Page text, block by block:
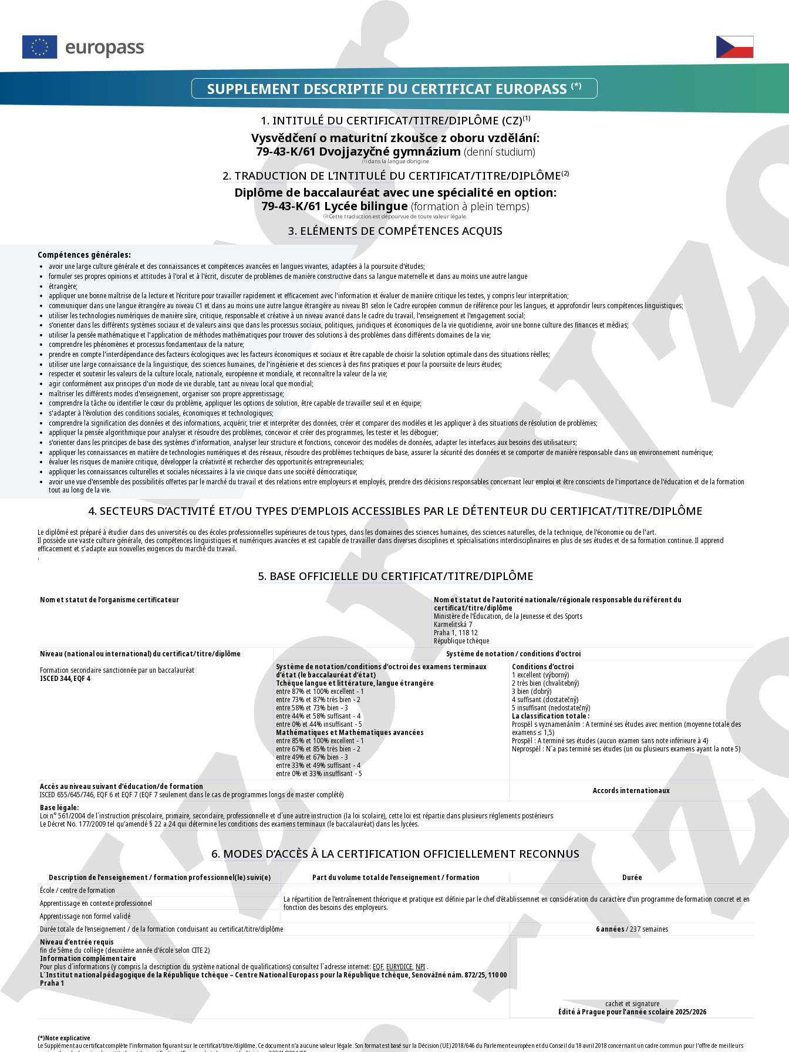
SUPPLEMENT DESCRIPTIF DU CERTIFICAT EUROPASS (*)
1. INTITULÉ DU CERTIFICAT/TITRE/DIPLÔME (CZ)(1)
Vysvědčení o maturitní zkoušce z oboru vzdělání:
79-43-K/61 Dvojjazyčné gymnázium (denní studium)
(1)dans la langue d’origine
2. TRADUCTION DE L’INTITULÉ DU CERTIFICAT/TITRE/DIPLÔME(2)
Diplôme de baccalauréat avec une spécialité en option:
79-43-K/61 Lycée bilingue (​formation à plein temps​)
(2) Cette traduction est dépourvue de toute valeur légale.
3. ELÉMENTS DE COMPÉTENCES ACQUIS
Compétences générales:
avoir une large culture générale et des connaissances et compétences avancées en langues vivantes, adaptées à la poursuite d'études;
formuler ses propres opinions et attitudes à l'oral et à l'écrit, discuter de problèmes de manière constructive dans sa langue maternelle et dans au moins une autre langue
étrangère;
appliquer une bonne maîtrise de la lecture et l’écriture pour travailler rapidement et efficacement avec l'information et évaluer de manière critique les textes, y compris leur interprétation;
communiquer dans une langue étrangère au niveau C1 et dans au moins une autre langue étrangère au niveau B1 selon le Cadre européen commun de référence pour les langues, et approfondir leurs compétences linguistiques;
utiliser les technologies numériques de manière sûre, critique, responsable et créative à un niveau avancé dans le cadre du travail, l'enseignement et l'engagement social;
s'orienter dans les différents systèmes sociaux et de valeurs ainsi que dans les processus sociaux, politiques, juridiques et économiques de la vie quotidienne, avoir une bonne culture des finances et médias;
utiliser la pensée mathématique et l'application de méthodes mathématiques pour trouver des solutions à des problèmes dans différents domaines de la vie;
comprendre les phénomènes et processus fondamentaux de la nature;
prendre en compte l'interdépendance des facteurs écologiques avec les facteurs économiques et sociaux et être capable de choisir la solution optimale dans des situations réelles;
utiliser une large connaissance de la linguistique, des sciences humaines, de l'ingénierie et des sciences à des fins pratiques et pour la poursuite de leurs études;
respecter et soutenir les valeurs de la culture locale, nationale, européenne et mondiale, et reconnaître la valeur de la vie;
agir conformément aux principes d'un mode de vie durable, tant au niveau local que mondial;
maîtriser les différents modes d'enseignement, organiser son propre apprentissage;
comprendre la tâche ou identifier le cœur du problème, appliquer les options de solution, être capable de travailler seul et en équipe;
s'adapter à l'évolution des conditions sociales, économiques et technologiques;
comprendre la signification des données et des informations, acquérir, trier et interpréter des données, créer et comparer des modèles et les appliquer à des situations de résolution de problèmes;
appliquer la pensée algorithmique pour analyser et résoudre des problèmes, concevoir et créer des programmes, les tester et les déboguer;
s'orienter dans les principes de base des systèmes d'information, analyser leur structure et fonctions, concevoir des modèles de données, adapter les interfaces aux besoins des utilisateurs;
appliquer les connaissances en matière de technologies numériques et des réseaux, résoudre des problèmes techniques de base, assurer la sécurité des données et se comporter de manière responsable dans un environnement numérique;
évaluer les risques de manière critique, développer la créativité et rechercher des opportunités entrepreneuriales;
appliquer les connaissances culturelles et sociales nécessaires à la vie civique dans une société démocratique;
avoir une vue d'ensemble des possibilités offertes par le marché du travail et des relations entre employeurs et employés, prendre des décisions responsables concernant leur emploi et être conscients de l'importance de l'éducation et de la formation
tout au long de la vie.
4. SECTEURS D’ACTIVITÉ ET/OU TYPES D’EMPLOIS ACCESSIBLES PAR LE DÉTENTEUR DU CERTIFICAT/TITRE/DIPLÔME
Le diplômé est préparé à étudier dans des universités ou des écoles professionnelles supérieures de tous types, dans les domaines des sciences humaines, des sciences naturelles, de la technique, de l'économie ou de l'art.
Il possède une vaste culture générale, des compétences linguistiques et numériques avancées et est capable de travailler dans diverses disciplines et spécialisations interdisciplinaires en plus de ses études et de sa formation continue. Il apprend
efficacement et s'adapte aux nouvelles exigences du marché du travail.
.
5. BASE OFFICIELLE DU CERTIFICAT/TITRE/DIPLÔME
Nom et statut de l’organisme certificateur
Nom et statut de l’autorité nationale/régionale responsable du référent du
certificat/titre/diplôme
Ministère de l‘Éducation, de la Jeunesse et des Sports
Karmelitská 7
Praha 1, 118 12
République tchèque
Niveau (national ou international) du certificat/titre/diplôme
Formation secondaire sanctionnée par un baccalauréat
ISCED 344, EQF 4
Système de notation / conditions d’octroi
Système de notation/conditions d’octroi des examens terminaux
d’état (le baccalauréat d’état)
Tchèque langue et littérature, langue étrangère
entre 87% et 100% excellent - 1
entre 73% et 87% très bien - 2
entre 58% et 73% bien - 3
entre 44% et 58% suffisant - 4
entre 0% et 44% insuffisant - 5
Mathématiques et Mathématiques avancées
entre 85% et 100% excellent - 1
entre 67% et 85% très bien - 2
entre 49% et 67% bien - 3
entre 33% et 49% suffisant - 4
entre 0% et 33% insuffisant - 5
Conditions d’octroi
1 excellent (výborný)
2 très bien (chvalitebný)
3 bien (dobrý)
4 suffisant (dostatečný)
5 insuffisant (nedostatečný)
La classification totale :
Prospěl s vyznamenáním : A terminé ses études avec mention (moyenne totale des
examens ≤ 1,5)
Prospěl : A terminé ses études (aucun examen sans note inférieure à 4)
Neprospěl : N´a pas terminé ses études (un ou plusieurs examens ayant la note 5)
Accès au niveau suivant d’éducation/de formation
ISCED 655/645/746, EQF 6 et EQF 7 (EQF 7 seulement dans le cas de programmes longs de master complété)
Accords internationaux
Base légale:
Loi n° 561/2004 de l´instruction préscolaire, primaire, secondaire, professionnelle et d´une autre instruction (la loi scolaire), cette loi est répartie dans plusieurs réglements postérieurs
Le Décret No. 177/2009 tel qu’amendé § 22 a 24 qui détermine les conditions des examens terminaux (le baccalauréat) dans les lycées.
6. MODES D’ACCÈS À LA CERTIFICATION OFFICIELLEMENT RECONNUS
Description de l’enseignement / formation professionnel(le) suivi(e) Part du volume total de l’enseignement / formation
Durée
École / centre de formation
La répartition de l’entraînement théorique et pratique est définie par le chef d’établissemnet en considération du caractère d’un programme de formation concret et en
fonction des besoins des employeurs.
Apprentissage en contexte professionnel
Apprentissage non formel validé
Durée totale de l’enseignement / de la formation conduisant au certificat/titre/diplôme
6 années/ 237 semaines
Niveau d’entrée requis
fin de 5ème du collège (deuxième année d'école selon CITE 2)
Information complémentaire
Pour plus d´informations (y compris la description du système national de qualifications) consultez l´adresse internet:EQF,EURYDICE,NPI .
L´Institut national pédagogique de la République tchèque – Centre National Europass pour la République tchèque, Senovážné nám. 872/25, 110 00
Praha 1
cachet et signature
Édité à Prague pour l'année scolaire 2025/2026
(*)Note explicative
Le Supplément au certificat complète l’information figurant sur le certificat/titre/diplôme. Ce document n’a aucune valeur légale. Son format est basé sur la Décision (UE) 2018/646 du Parlement européen et du Conseil du 18 avril 2018 concernant un cadre commun pour l'offre de meilleurs